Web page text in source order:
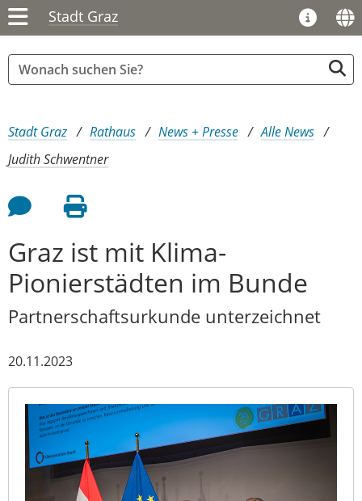
Stadt Graz
Sie sind hier:
Stadt Graz Rathaus News + Presse
Alle News
Judith Schwentner
Feedback an Autor
Seite drucken
Graz ist mit Klima-
Pionierstädten im Bunde
Partnerschaftsurkunde unterzeichnet
20.11.2023